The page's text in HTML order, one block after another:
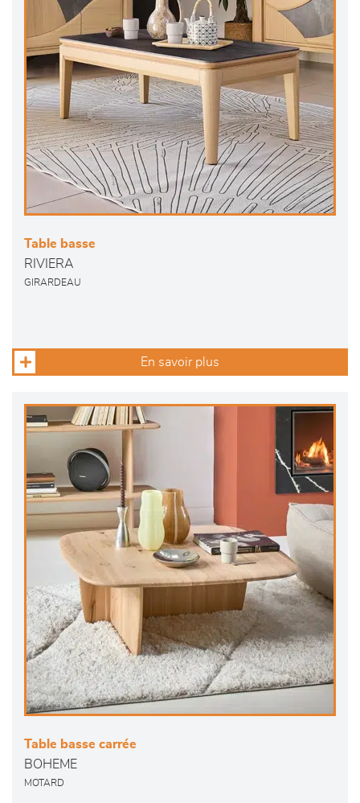
Table basse
RIVIERA
GIRARDEAU
En savoir plus
Table basse carrée
BOHEME
MOTARD